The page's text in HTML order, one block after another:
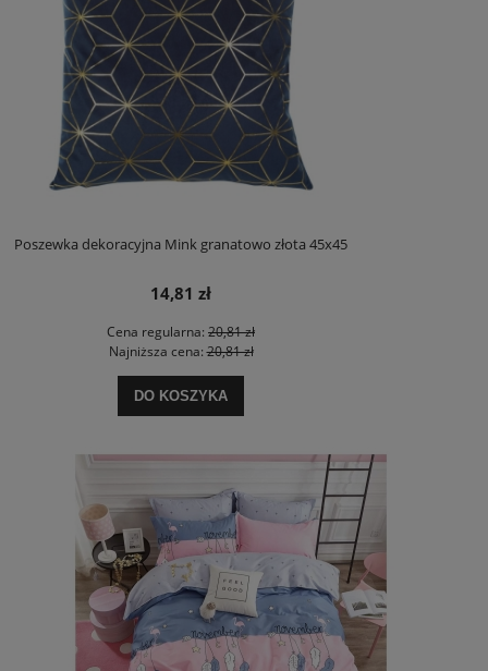
Poszewka dekoracyjna Mink granatowo złota 45x45
14,81 zł
Cena regularna: 20,81 zł
Najniższa cena:20,81 zł
DO KOSZYKA